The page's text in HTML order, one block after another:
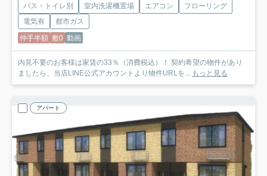
バス・トイレ別 室内洗濯機置場 エアコン
フローリング
電気有
都市ガス
仲手半額 敷0 動画
内見不要のお客様は家賃の33％（消費税込）！ 契約希望の物件があり
ましたら、当店LINE公式アカウントより物件URLを...
もっと見る
アパート